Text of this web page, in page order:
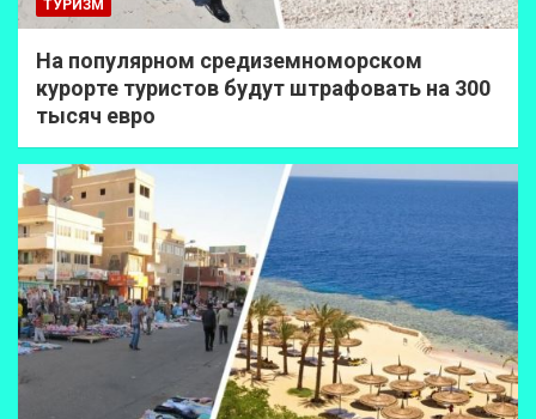
ТУРИЗМ
На популярном средиземноморском
курорте туристов будут штрафовать на 300
тысяч евро